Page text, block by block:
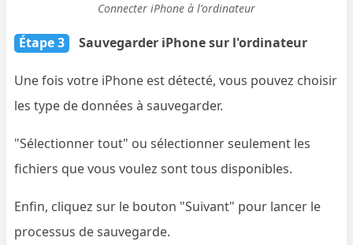
Connecter iPhone à l'ordinateur
Étape 3 Sauvegarder iPhone sur l'ordinateur
Une fois votre iPhone est détecté, vous pouvez choisir
les type de données à sauvegarder.
"Sélectionner tout" ou sélectionner seulement les
fichiers que vous voulez sont tous disponibles.
Enfin, cliquez sur le bouton "Suivant" pour lancer le
processus de sauvegarde.